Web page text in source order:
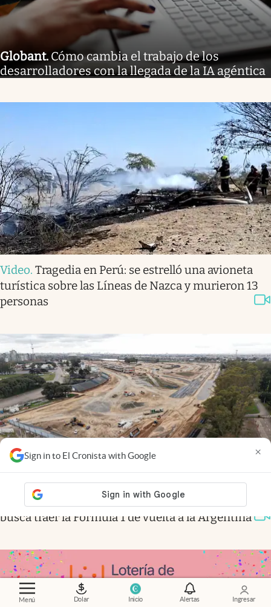
Menú Dolar Inicio Alertas Ingresar
Sign in to El Cronista with Google ×
Globant. Cómo cambia el trabajo de los
desarrolladores con la llegada de la IA agéntica
Video. Tragedia en Perú: se estrelló una avioneta
turística sobre las Líneas de Nazca y murieron 13
personas
Cambios
La megaobra que cambia el Autódromo y
busca traer la Fórmula 1 de vuelta a la Argentina